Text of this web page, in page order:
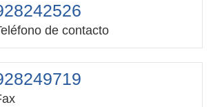
de contacto